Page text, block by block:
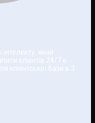
який
клієнтів 24/7 в
клієнтської бази в 3